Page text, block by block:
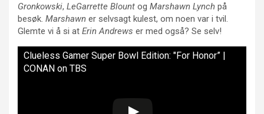
Gronkowski, LeGarrette Blount og Marshawn Lynch på
besøk. Marshawn er selvsagt kulest, om noen var i tvil.
Glemte vi å si at Erin Andrews er med også? Se selv!
Clueless Gamer Super Bowl Edition: "For Honor” |
CONAN on TBS